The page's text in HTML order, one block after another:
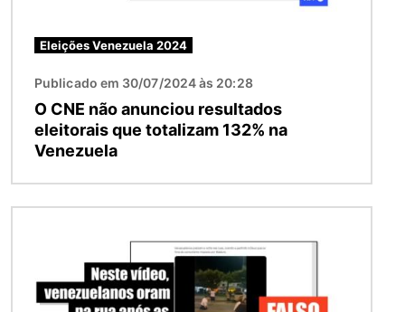
Eleições Venezuela 2024
Publicado em 30/07/2024 às 20:28
O CNE não anunciou resultados
eleitorais que totalizam 132% na
Venezuela